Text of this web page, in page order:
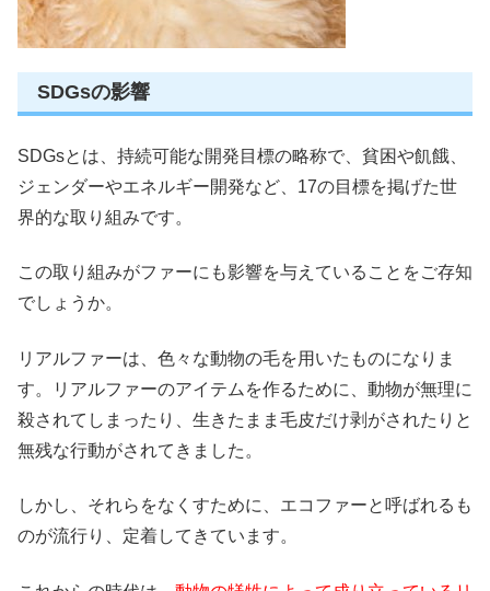
SDGsの影響
SDGsとは、持続可能な開発目標の略称で、貧困や飢餓、
ジェンダーやエネルギー開発など、17の目標を掲げた世
界的な取り組みです。
この取り組みがファーにも影響を与えていることをご存知
でしょうか。
リアルファーは、色々な動物の毛を用いたものになりま
す。リアルファーのアイテムを作るために、動物が無理に
殺されてしまったり、生きたまま毛皮だけ剥がされたりと
無残な行動がされてきました。
しかし、それらをなくすために、エコファーと呼ばれるも
のが流行り、定着してきています。